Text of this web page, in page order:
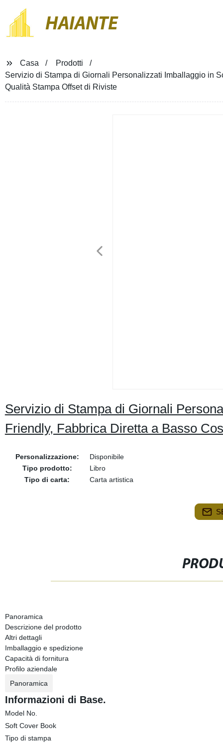
HAIANTE
Casa
Prodotti
Servizio di Stampa di Giornali Personalizzati Imballaggio in
Qualità Stampa Offset di Riviste
Servizio di Stampa di Giornali
Friendly, Fabbrica Diretta a Basso
Personalizzazione:
Disponibile
Tipo prodotto:
Libro
Tipo di carta:
Carta artistica
Panoramica
Descrizione del prodotto
Altri dettagli
Imballaggio e spedizione
Capacità di fornitura
Profilo aziendale
Panoramica
Informazioni di Base.
Model No.
Soft Cover Book
Tipo di stampa